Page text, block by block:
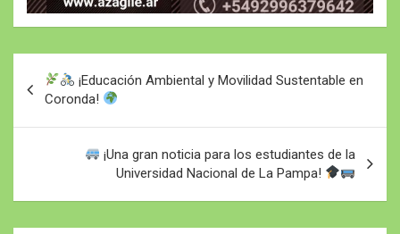
Navegación
de
entradas
¡Educación Ambiental y Movilidad Sustentable en
Coronda!
¡Una gran noticia para los estudiantes de la
Universidad Nacional de La Pampa!